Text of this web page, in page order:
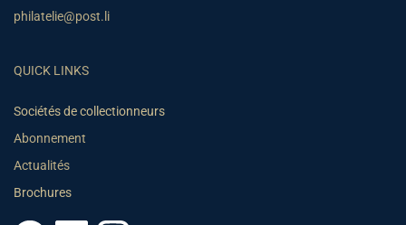
philatelie@post.li
QUICK LINKS
Sociétés de collectionneurs
Abonnement
Actualités
Brochures